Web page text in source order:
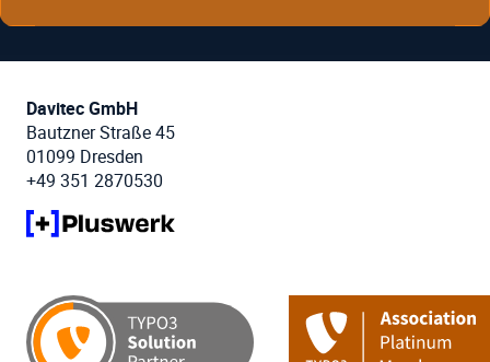
Davitec GmbH
Bautzner Straße 45
01099 Dresden
+49 351 2870530